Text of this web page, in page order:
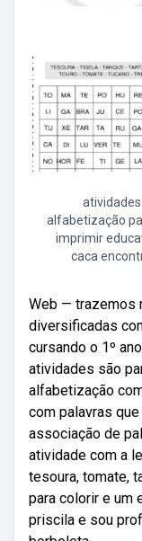
atividades
alfabetização
imprimir
caca
Web — trazemos
diversificadas
cursando o 1º
atividades são
alfabetização
com palavras
associação de
atividade com a
tesoura, tomate,
para colorir e um
priscila e sou